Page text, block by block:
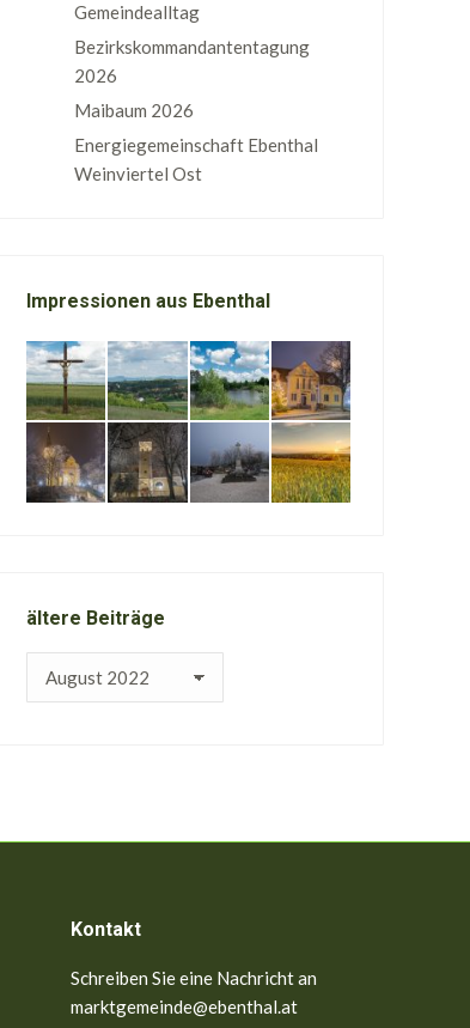
Gemeindealltag
Bezirkskommandantentagung
2026
Maibaum 2026
Energiegemeinschaft Ebenthal
Weinviertel Ost
Impressionen aus Ebenthal
ältere Beiträge
Beiträge
Kontakt
Schreiben Sie eine Nachricht an
marktgemeinde@ebenthal.at